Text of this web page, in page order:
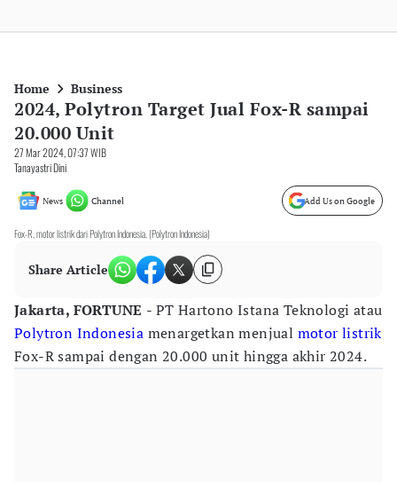
Home Business
2024, Polytron Target Jual Fox-R sampai
20.000 Unit
27 Mar 2024, 07:37 WIB
Tanayastri Dini
News Channel Add Us on Google
Fox-R, motor listrik dari Polytron Indonesia. (Polytron Indonesia)
Share Article
Jakarta, FORTUNE - PT Hartono Istana Teknologi atau
Polytron Indonesia menargetkan menjual motor listrik
Fox-R sampai dengan 20.000 unit hingga akhir 2024.